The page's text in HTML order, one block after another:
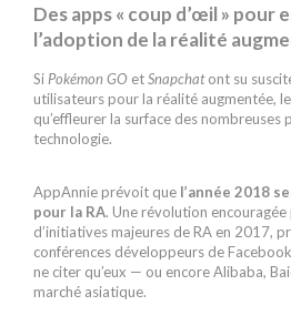
Des apps « coup d’œil » pour
l’adoption de la réalité
Si Pokémon GO etSnapchatont su
utilisateurs pour la réalité augmentée,
qu’effleurer la surface des nombreuses
technologie.
AppAnnie prévoit que l’année 2018
pour la RA. Une révolution
d’initiatives majeures de RA en 2017,
conférences développeurs de
ne citer qu’eux — ou encore Alibaba,
marché asiatique.